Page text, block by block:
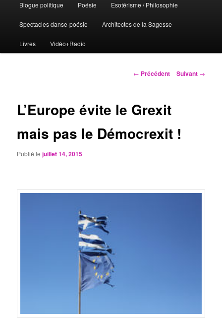
Aller
au
contenu
Blogue politique Poésie Esotérisme / Philosophie
Spectacles danse-poésie Architectes de la Sagesse
Livres Vidéo+Radio
Navigation
← Précédent Suivant →
L’Europe évite le Grexit
mais pas le Démocrexit !
Publié lejuillet 14, 2015